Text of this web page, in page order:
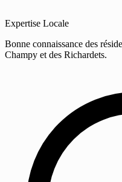
Expertise Locale
Bonne connaissance des
Champy et des Richardets.